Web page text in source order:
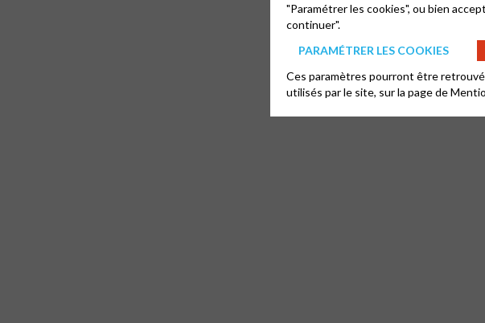
"Paramétrer les cookies", ou bien
continuer".
PARAMÉTRER LES COOKIES
Ces paramètres pourront être
utilisés par le site, sur la page de